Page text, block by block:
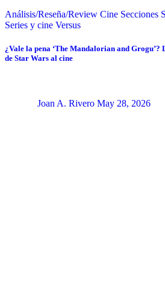
Análisis/Reseña/Review Cine Secciones
Series y cine Versus
¿Vale la pena ‘The Mandalorian and Grogu’?
de Star Wars al cine
Joan A. Rivero May 28, 2026